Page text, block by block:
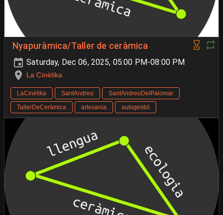
Nyapuràmica/Taller de ceràmica
Saturday, Dec 06, 2025, 05:00 PM-08:00 PM
La Cinètika
LaCinètika SantAndreu
SantAndreuDelPalomar
TallerDeCeràmica
artesania autogestió